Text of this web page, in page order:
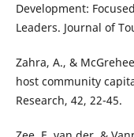
Development:
Leaders. Journal of
Zahra, A., &
host community
Research, 42, 22-45.